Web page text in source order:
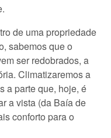
de uma propriedade
sabemos que o
ser redobrados, a
Climatizaremos a
a parte que, hoje, é
a vista (da Baía de
conforto para o